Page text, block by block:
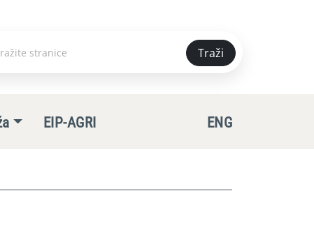
Traži
EIP-AGRI ENG